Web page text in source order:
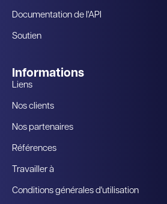
Documentation de l'API
Soutien
Informations
Liens
Nos clients
Nos partenaires
Références
Travailler à
Conditions générales d'utilisation